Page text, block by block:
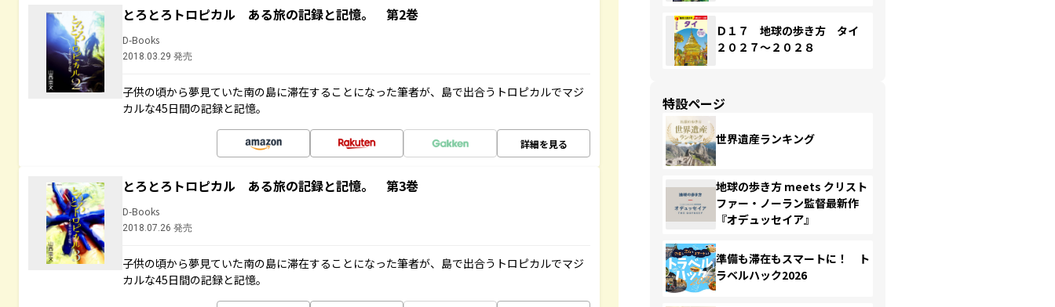
とろとろトロピカル ある旅の記録と記憶。 第2巻
D-Books
2018.03.29 発売
子供の頃から夢見ていた南の島に滞在することになった筆者が、島で出合うトロピカルでマジ
カルな45日間の記録と記憶。
詳細を見る
とろとろトロピカル ある旅の記録と記憶。 第3巻
D-Books
2018.07.26 発売
子供の頃から夢見ていた南の島に滞在することになった筆者が、島で出合うトロピカルでマジ
カルな45日間の記録と記憶。
Ｄ１７ 地球の歩き方 タイ
２０２７～２０２８
特設ページ
世界遺産ランキング
地球の歩き方 meets クリスト
ファー・ノーラン監督最新作
『オデュッセイア』
準備も滞在もスマートに！ ト
ラベルハック2026